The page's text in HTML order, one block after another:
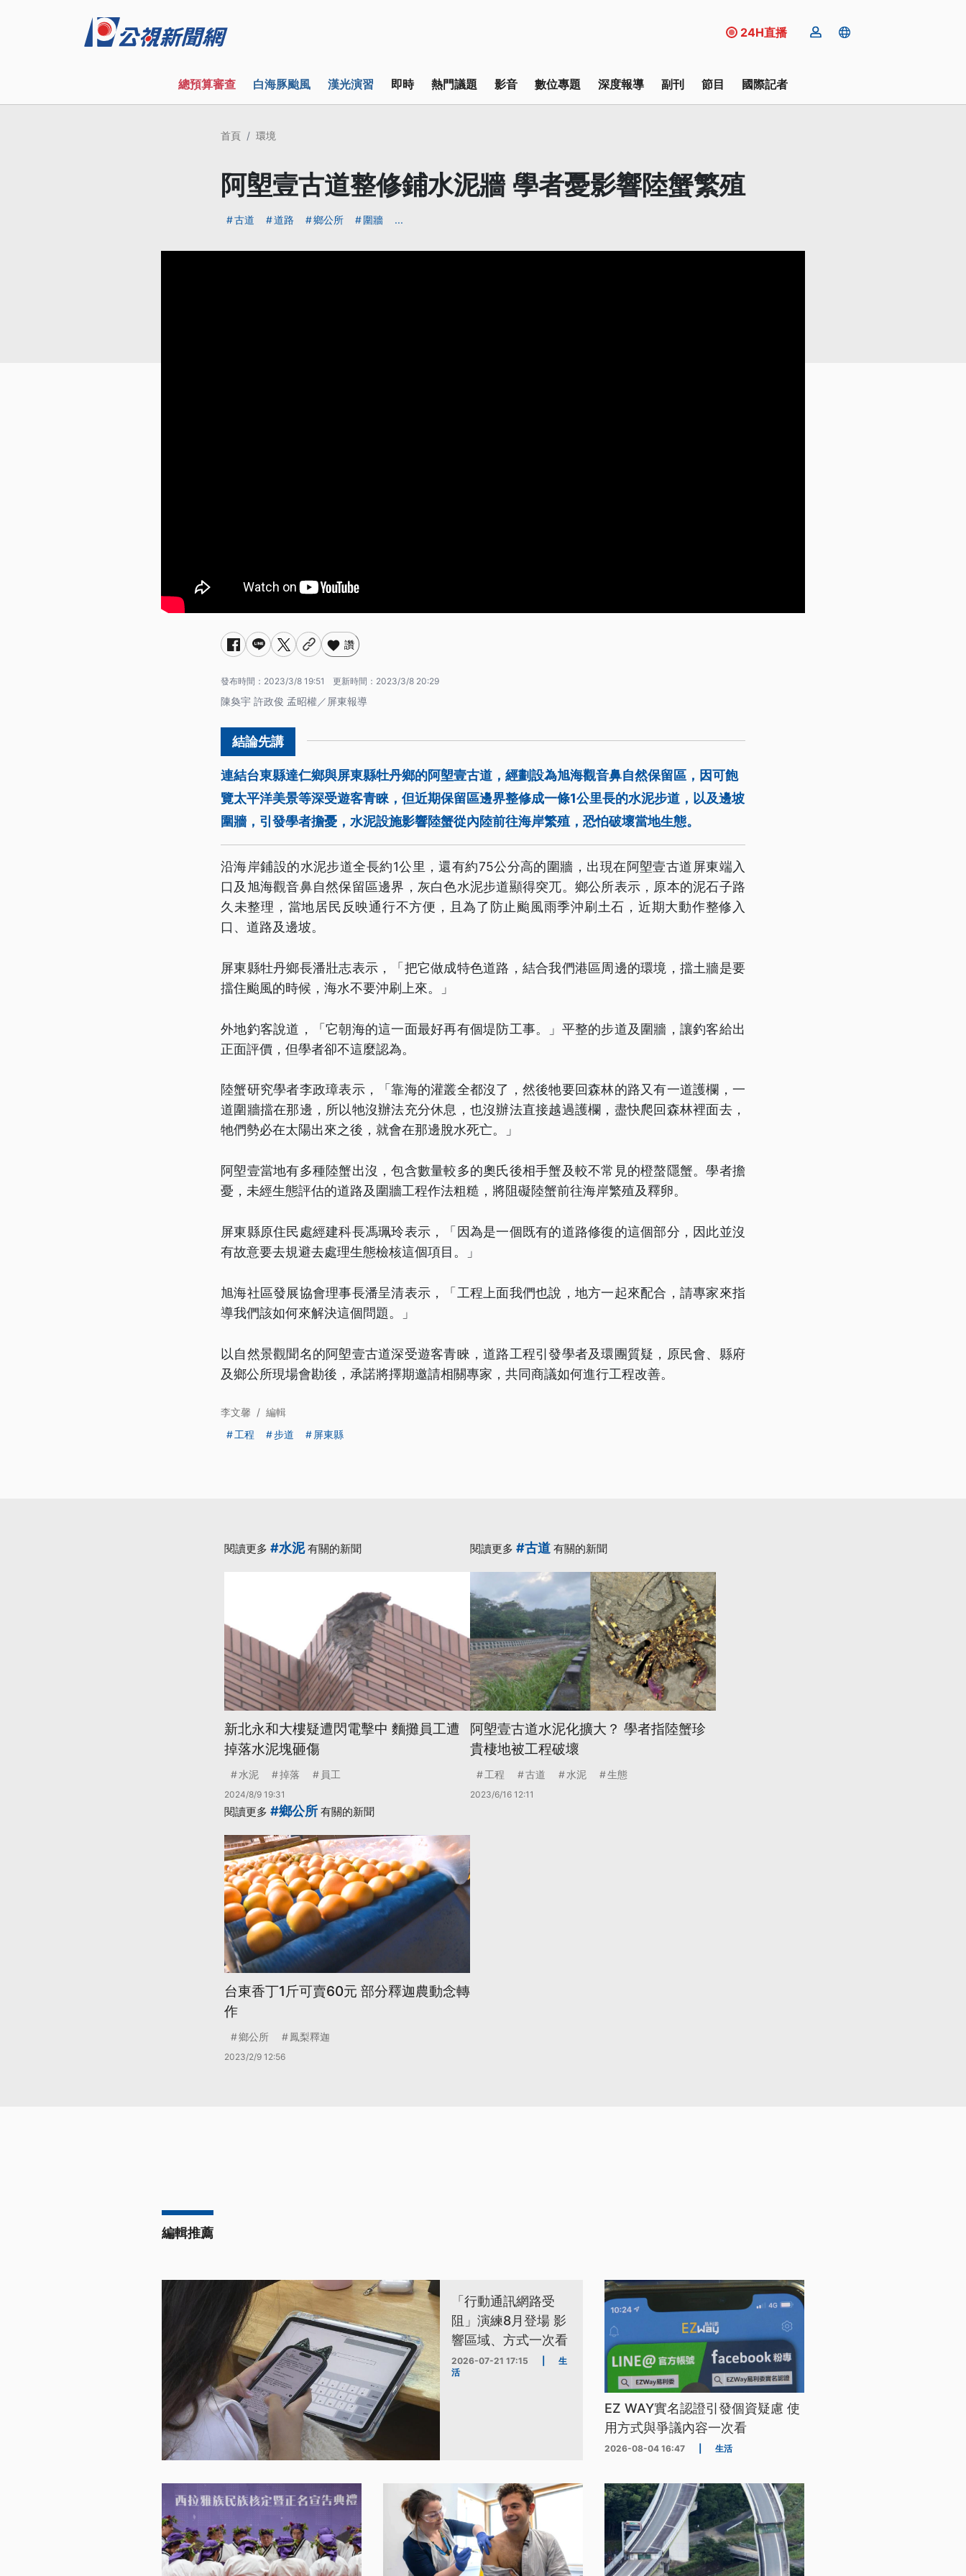
24H直播
總預算審查 白海豚颱風 漢光演習 即時 熱門議題 影音 數位專題 深度報導 副刊 節目 國際記者
首頁 環境
阿塱壹古道整修鋪水泥牆 學者憂影響陸蟹繁殖
古道 道路 鄉公所 圍牆 ...
讚
發布時間： 2023/3/8 19:51 更新時間： 2023/3/8 20:29
陳奐宇 許政俊 孟昭權／屏東報導
連結台東縣達仁鄉與屏東縣牡丹鄉的阿塱壹古道，經劃設為旭海觀音鼻自然保留區，因可飽
覽太平洋美景等深受遊客青睞，但近期保留區邊界整修成一條1公里長的水泥步道，以及邊坡
圍牆，引發學者擔憂，水泥設施影響陸蟹從內陸前往海岸繁殖，恐怕破壞當地生態。
沿海岸鋪設的水泥步道全長約1公里，還有約75公分高的圍牆，出現在阿塱壹古道屏東端入
口及旭海觀音鼻自然保留區邊界，灰白色水泥步道顯得突兀。鄉公所表示，原本的泥石子路
久未整理，當地居民反映通行不方便，且為了防止颱風雨季沖刷土石，近期大動作整修入
口、道路及邊坡。
屏東縣牡丹鄉長潘壯志表示，「把它做成特色道路，結合我們港區周邊的環境，擋土牆是要
擋住颱風的時候，海水不要沖刷上來。」
外地釣客說道，「它朝海的這一面最好再有個堤防工事。」平整的步道及圍牆，讓釣客給出
正面評價，但學者卻不這麼認為。
陸蟹研究學者李政璋表示，「靠海的灌叢全都沒了，然後牠要回森林的路又有一道護欄，一
道圍牆擋在那邊，所以牠沒辦法充分休息，也沒辦法直接越過護欄，盡快爬回森林裡面去，
牠們勢必在太陽出來之後，就會在那邊脫水死亡。」
阿塱壹當地有多種陸蟹出沒，包含數量較多的奧氏後相手蟹及較不常見的橙螯隱蟹。學者擔
憂，未經生態評估的道路及圍牆工程作法粗糙，將阻礙陸蟹前往海岸繁殖及釋卵。
屏東縣原住民處經建科長馮珮玲表示，「因為是一個既有的道路修復的這個部分，因此並沒
有故意要去規避去處理生態檢核這個項目。」
旭海社區發展協會理事長潘呈清表示，「工程上面我們也說，地方一起來配合，請專家來指
導我們該如何來解決這個問題。」
以自然景觀聞名的阿塱壹古道深受遊客青睞，道路工程引發學者及環團質疑，原民會、縣府
及鄉公所現場會勘後，承諾將擇期邀請相關專家，共同商議如何進行工程改善。
李文馨 / 編輯
工程
步道 屏東縣
閱讀更多 #水泥有關的新聞
新北永和大樓疑遭閃電擊中 麵攤員工遭
掉落水泥塊砸傷
水泥 掉落 員工
2024/8/9 19:31
閱讀更多 #古道 有關的新聞
阿塱壹古道水泥化擴大？ 學者指陸蟹珍
貴棲地被工程破壞
工程 古道 水泥 生態
2023/6/16 12:11
閱讀更多 #鄉公所 有關的新聞
台東香丁1斤可賣60元 部分釋迦農動念轉
作
鄉公所 鳳梨釋迦
2023/2/9 12:56
編輯推薦
「行動通訊網路受
阻」演練8月登場 影
響區域、方式一次看
2026-07-21 17:15
生
活
EZ WAY實名認證引發個資疑慮 使
用方式與爭議內容一次看
2026-08-04 16:47 生活